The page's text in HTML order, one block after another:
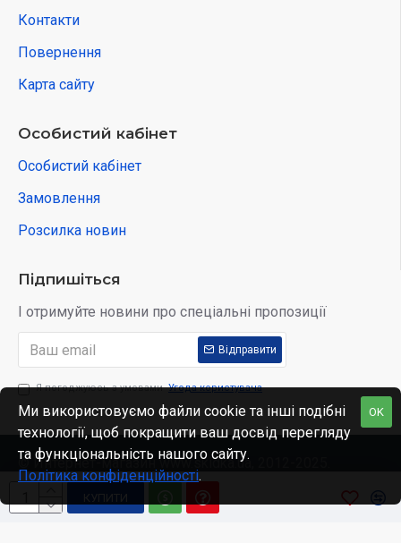
КУПИТИ
Контакти
Повернення
Карта сайту
Особистий кабінет
Особистий кабінет
Замовлення
Розсилка новин
Підпишіться
І отримуйте новини про спеціальні пропозиції
Відправити
Я погоджуюсь з умовами Угода користувача
© Интернет-магазин www.skidka.ua, 2012-2025.
OK
Ми використовуємо файли cookie та інші подібні
технології, щоб покращити ваш досвід перегляду
та функціональність нашого сайту.
Політика конфіденційності.